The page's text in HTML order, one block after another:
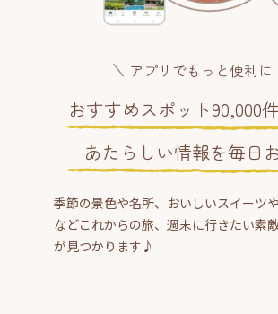
アプリでもっと便利に
おすすめスポット90,000
あたらしい情報を毎日
季節の景色や名所、おいしいスイーツ
などこれからの旅、週末に行きたい素
が見つかります♪